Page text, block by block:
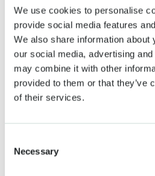
We use cookies to personalise
provide social media features
We also share information about
our social media, advertising
may combine it with other
provided to them or that they’ve
of their services.
Selection
Necessary
participent aux expositions florales.
Les bulbes à fleurs se plantent
Celui ou celle qui désire un jardin ou un
se mettre à l’œuvre dès maintenant.
plantez-les avant la mi-décembre. Vous
par variété, mais un beau mélange de
aussi très bien au printemps.